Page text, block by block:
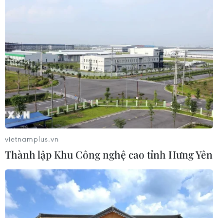
Chứng khoán Mỹ rời đỉnh khi giá
năng lượng leo thang
06/08/2026 23:58
Lâm Đồng vào cao điểm vụ cá Nam,
ngư dân phấn khởi vươn khơi
Giá dầu tăng khi nhà đầu tư thận
trọng trước tình hình Trung Đông
06/08/2026 09:03
vietnamplus.vn
Thành lập Khu Công nghệ cao tỉnh Hưng Yên